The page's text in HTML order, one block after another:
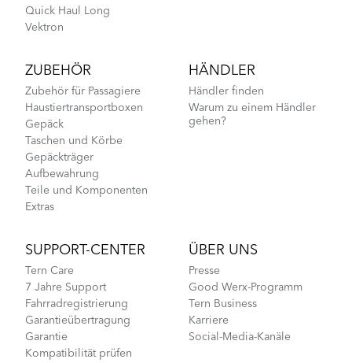
Quick Haul Long
Vektron
ZUBEHÖR
Zubehör für Passagiere
Haustiertransportboxen
Gepäck
Taschen und Körbe
Gepäckträger
Aufbewahrung
Teile und Komponenten
Extras
HÄNDLER
Händler finden
Warum zu einem Händler
gehen?
SUPPORT-CENTER
Tern Care
7 Jahre Support
Fahrradregistrierung
Garantieübertragung
Garantie
Kompatibilität prüfen
ÜBER UNS
Presse
Good Werx-Programm
Tern Business
Karriere
Social-Media-Kanäle